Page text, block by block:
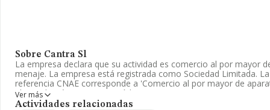
Sobre Cantra Sl
La empresa declara que su actividad es comercio al por mayor
menaje. La empresa está registrada como Sociedad Limitada.
referencia CNAE corresponde a 'Comercio al por mayor de
electrodomésticos', cuyo Código es 4643. La empresa es
exportadora.
Ver más
Actividades relacionadas